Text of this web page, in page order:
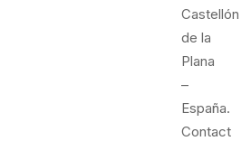
Castellón
de la
Plana
–
España.
Contact